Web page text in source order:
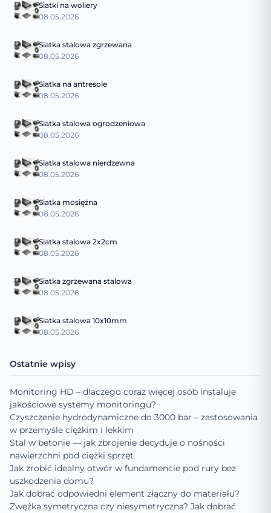
Siatki na woliery
08.05.2026
Siatka stalowa zgrzewana
08.05.2026
Siatka na antresole
08.05.2026
Siatka stalowa ogrodzeniowa
08.05.2026
Siatka stalowa nierdzewna
08.05.2026
Siatka mosiężna
08.05.2026
Siatka stalowa 2x2cm
08.05.2026
Siatka zgrzewana stalowa
08.05.2026
Siatka stalowa 10x10mm
08.05.2026
Ostatnie wpisy
Monitoring HD – dlaczego coraz więcej osób instaluje
jakościowe systemy monitoringu?
Czyszczenie hydrodynamiczne do 3000 bar – zastosowania
w przemyśle ciężkim i lekkim
Stal w betonie — jak zbrojenie decyduje o nośności
nawierzchni pod ciężki sprzęt
Jak zrobić idealny otwór w fundamencie pod rury bez
uszkodzenia domu?
Jak dobrać odpowiedni element złączny do materiału?
Zwężka symetryczna czy niesymetryczna? Jak dobrać